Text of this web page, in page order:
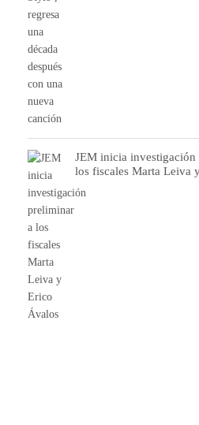
JEM inicia investigación
los fiscales Marta Leiva